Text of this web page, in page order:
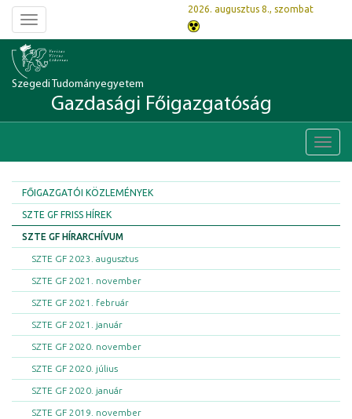
Toggle
navigation
2026. augusztus 8., szombat
Szegedi Tudományegyetem
Gazdasági Főigazgatóság
FŐIGAZGATÓI KÖZLEMÉNYEK
SZTE GF FRISS HÍREK
SZTE GF HÍRARCHÍVUM
SZTE GF 2023. augusztus
SZTE GF 2021. november
SZTE GF 2021. február
SZTE GF 2021. január
SZTE GF 2020. november
SZTE GF 2020. július
SZTE GF 2020. január
SZTE GF 2019. november